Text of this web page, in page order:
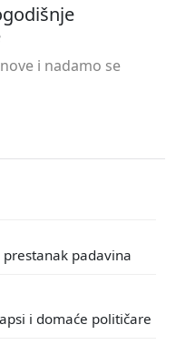
i nadamo se
padavina
i domaće političare